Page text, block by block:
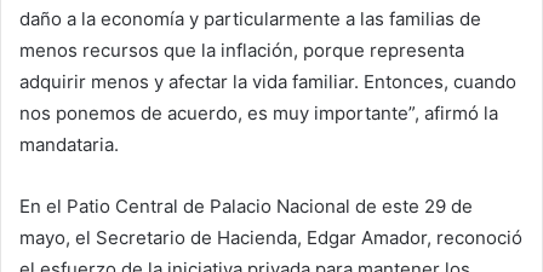
daño a la economía y particularmente a las familias de
menos recursos que la inflación, porque representa
adquirir menos y afectar la vida familiar. Entonces, cuando
nos ponemos de acuerdo, es muy importante”, afirmó la
mandataria.
En el Patio Central de Palacio Nacional de este 29 de
mayo, el Secretario de Hacienda, Edgar Amador, reconoció